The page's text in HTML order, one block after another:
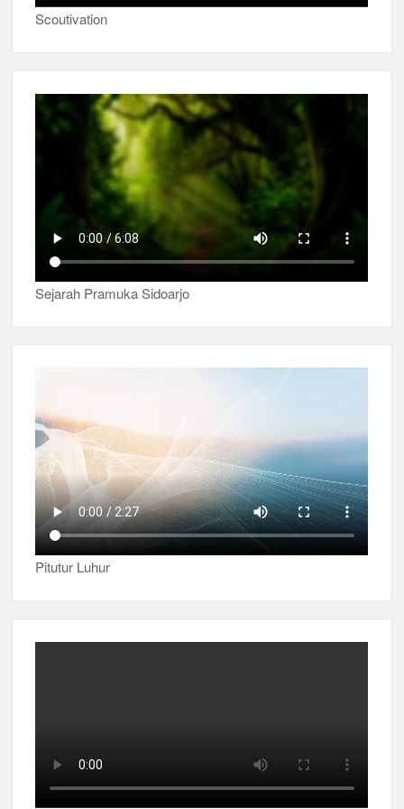
Scoutivation
Sejarah Pramuka Sidoarjo
Pitutur Luhur